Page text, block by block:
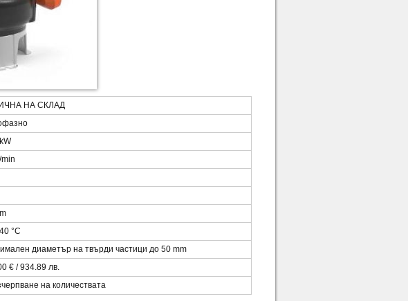
НА СКЛАД
°C
диаметър на твърди частици до 50 mm
€ / 934.89 лв.
на количествата